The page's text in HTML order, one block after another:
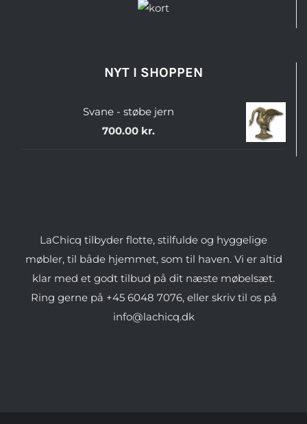
NYT I SHOPPEN
Svane - støbe jern
700.00 kr.
LaChicq tilbyder flotte, stilfulde og hyggelige
møbler, til både hjemmet, som til haven. Vi er altid
klar med et godt tilbud på dit næste møbelsæt.
Ring gerne på +45 6048 7076, eller skriv til os på
info@lachicq.dk